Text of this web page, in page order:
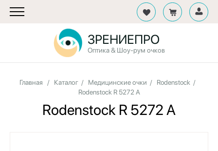
ЗРЕНИЕПРО
Оптика & Шоу-рум очков
Главная / Каталог / Медицинские очки / Rodenstock /
Rodenstock R 5272 A
Rodenstock R 5272 A